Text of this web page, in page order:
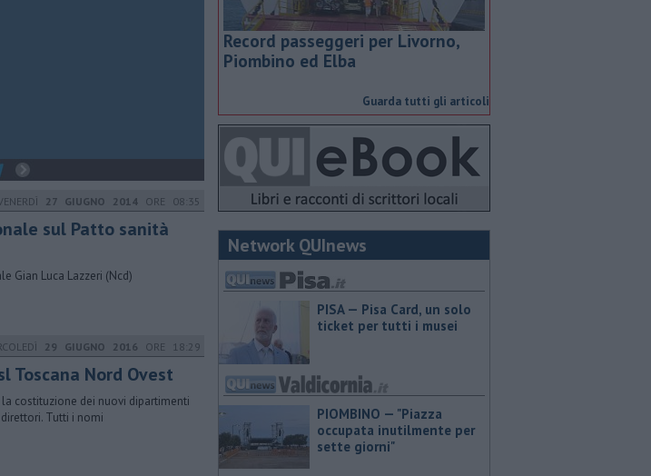
27 GIUGNO 2014 ORE 08:35
sul Patto sanità
Gian Luca Lazzeri (Ncd)
29 GIUGNO 2016 ORE 18:29
Toscana Nord Ovest
costituzione dei nuovi dipartimenti
Tutti i nomi
Record passeggeri per Livorno,
Piombino ed Elba
Guarda tutti gli articoli
Network QUInews
PISA — Pisa Card, un solo
ticket per tutti i musei
PIOMBINO — "Piazza
occupata inutilmente per
sette giorni"